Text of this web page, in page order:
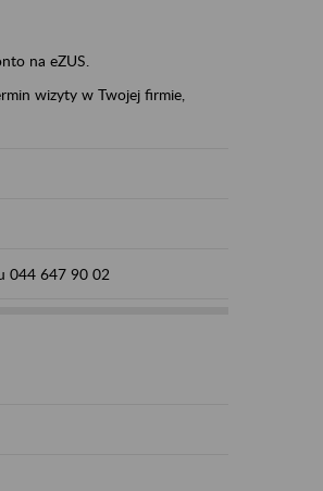
na eZUS.
wizyty w Twojej firmie,
044 647 90 02